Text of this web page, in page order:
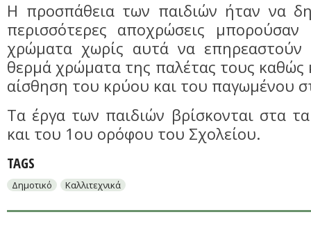
Η προσπάθεια των παιδιών ήταν να
περισσότερες αποχρώσεις
χρώματα χωρίς αυτά να επηρεαστούν
θερμά χρώματα της παλέτας τους καθώς
αίσθηση του κρύου και του παγωμένου
Τα έργα των παιδιών βρίσκονται στα
και του 1ου ορόφου του Σχολείου.
TAGS
Δημοτικό Καλλιτεχνικά